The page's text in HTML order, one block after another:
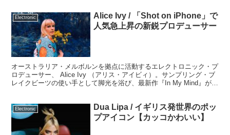
Electronic
Alice Ivy / 「Shot on iPhone」で
人気急上昇の新鋭プロデューサー
オーストラリア・メルボルンを拠点に活動するエレクトロニック・プ
ロデューサー、 Alice Ivy （アリス・アイビィ）。サンプリング・ブ
レイクビーツの使い手として脚光を浴び、最新作『In My Mind』が
Electronic
Dua Lipa / イギリス発世界のポッ
プアイコン【カッコかわいい】